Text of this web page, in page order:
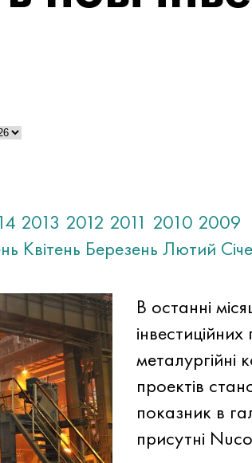
2013 2012 2011 2010 2009
Квітень Березень Лютий
В останні
проектів
показник в
присутні